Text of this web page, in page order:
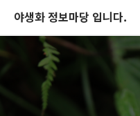
야생화 정보마당 입니다.